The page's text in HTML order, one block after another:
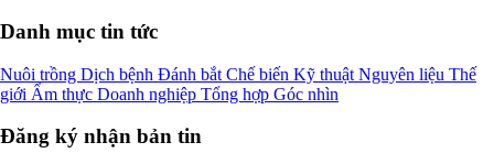
Danh mục tin tức
Nuôi trồng Dịch bệnh Đánh bắt Chế biến Kỹ thuật Nguyên liệu Thế
giới Ẩm thực Doanh nghiệp Tổng hợp Góc nhìn
Đăng ký nhận bản tin